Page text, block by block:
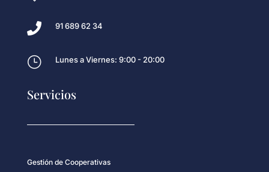
 91 689 62 34
} Lunes a Viernes: 9:00 - 20:00
Servicios
Gestión de Cooperativas